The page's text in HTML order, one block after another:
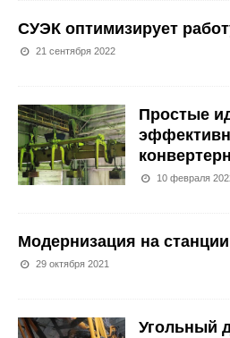
СУЭК оптимизирует
21 сентября 2022
Простые
10 февраля
Модернизация на
29 октября 2021
Угольный